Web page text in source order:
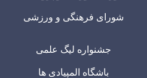
شورای فرهنگی و ورزشی
جشنواره لیگ علمی
باشگاه المپیادی ها